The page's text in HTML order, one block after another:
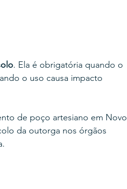
. Ela é obrigatória quando o
o uso causa impacto
de poço artesiano em Novo
da outorga nos órgãos